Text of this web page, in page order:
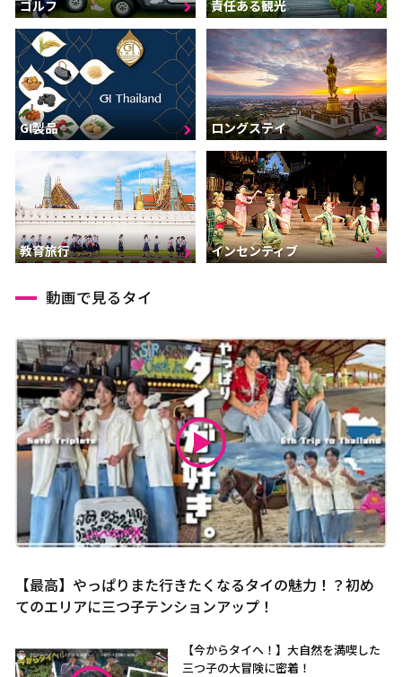
ゴルフ 責任ある観光
GI製品 ロングステイ
教育旅行 インセンティブ
動画で見るタイ
【最高】やっぱりまた行きたくなるタイの魅力！？初め
てのエリアに三つ子テンションアップ！
【今からタイへ！】大自然を満喫した
三つ子の大冒険に密着！